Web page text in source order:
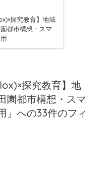
探究教育】地域
都市構想・スマ
探究教育】地
園都市構想・スマ
」への33件のフィ